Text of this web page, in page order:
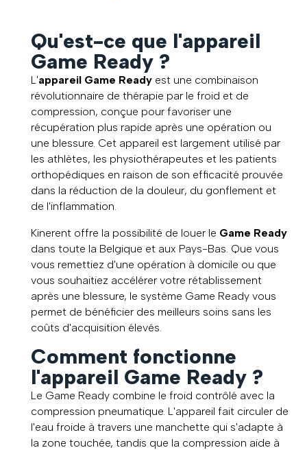
Qu'est-ce que l'appareil
Game Ready ?
L'appareil Game Readyest une combinaison
révolutionnaire de thérapie par le froid et de
compression, conçue pour favoriser une
récupération plus rapide après une opération ou
une blessure. Cet appareil est largement utilisé par
les athlètes, les physiothérapeutes et les patients
orthopédiques en raison de son efficacité prouvée
dans la réduction de la douleur, du gonflement et
de l'inflammation.
Kinerent offre la possibilité de louer le Game Ready
dans toute la Belgique et aux Pays-Bas. Que vous
vous remettiez d'une opération à domicile ou que
vous souhaitiez accélérer votre rétablissement
après une blessure, le système Game Ready vous
permet de bénéficier des meilleurs soins sans les
coûts d'acquisition élevés.
Comment fonctionne
l'appareil Game Ready ?
Le Game Ready combine le froid contrôlé avec la
compression pneumatique. L'appareil fait circuler de
l'eau froide à travers une manchette qui s'adapte à
la zone touchée, tandis que la compression aide à